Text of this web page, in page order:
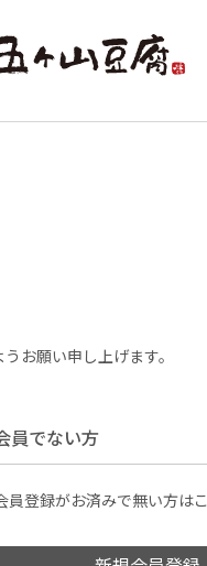
お願い申し上げます。
員でない方
員登録がお済みで無い方は